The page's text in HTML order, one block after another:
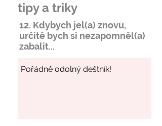
tipy a triky
12. Kdybych jel(a) znovu,
určitě bych si nezapomněl(a)
zabalit...